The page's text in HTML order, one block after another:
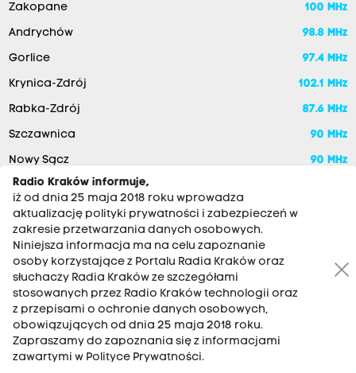
Zakopane 100 MHz
Andrychów 98.8 MHz
Gorlice 97.4 MHz
Krynica-Zdrój 102.1 MHz
Rabka-Zdrój 87.6 MHz
Szczawnica 90 MHz
Nowy Sącz 90 MHz
RADIO KRAKÓW SA. Aleja Juliusza Słowackiego 22, 30-007
Kraków
Antena: 12 200 33 33
Radio Kraków informuje,
iż od dnia 25 maja 2018 roku wprowadza
aktualizację polityki prywatności i zabezpieczeń w
zakresie przetwarzania danych osobowych.
Niniejsza informacja ma na celu zapoznanie
osoby korzystające z Portalu Radia Kraków oraz
słuchaczy Radia Kraków ze szczegółami
stosowanych przez Radio Kraków technologii oraz
z przepisami o ochronie danych osobowych,
obowiązujących od dnia 25 maja 2018 roku.
Zapraszamy do zapoznania się z informacjami
zawartymi w Polityce Prywatności.